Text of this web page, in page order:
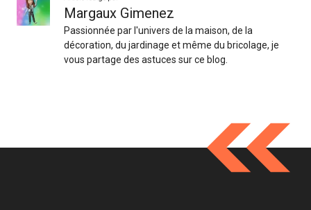
Margaux Gimenez
Passionnée par l'univers de la maison, de la
décoration, du jardinage et même du bricolage, je
vous partage des astuces sur ce blog.